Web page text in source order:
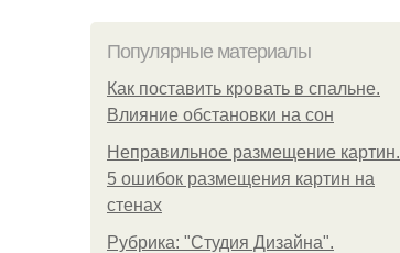
Популярные материалы
Как поставить кровать в спальне.
Влияние обстановки на сон
Неправильное размещение картин.
5 ошибок размещения картин на
стенах
Рубрика: "Студия Дизайна".